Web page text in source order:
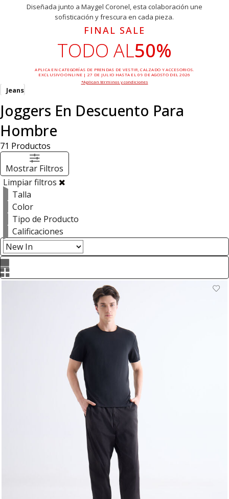
Diseñada junto a Maygel Coronel, esta colaboración une
sofisticación y frescura en cada pieza.
FINAL SALE
TODO AL50%
APLICA EN CATEGORÍAS DE PRENDAS DE VESTIR, CALZADO Y ACCESORIOS.
EXCLUSIVO ONLINE | 27 DE JULIO HASTA EL 09 DE AGOSTO DEL 2026
*Aplican términos y condiciones
Jeans
Joggers En Descuento Para
Hombre
71 Productos
Mostrar Filtros
Limpiar filtros
Talla
Color
Tipo de Producto
Calificaciones